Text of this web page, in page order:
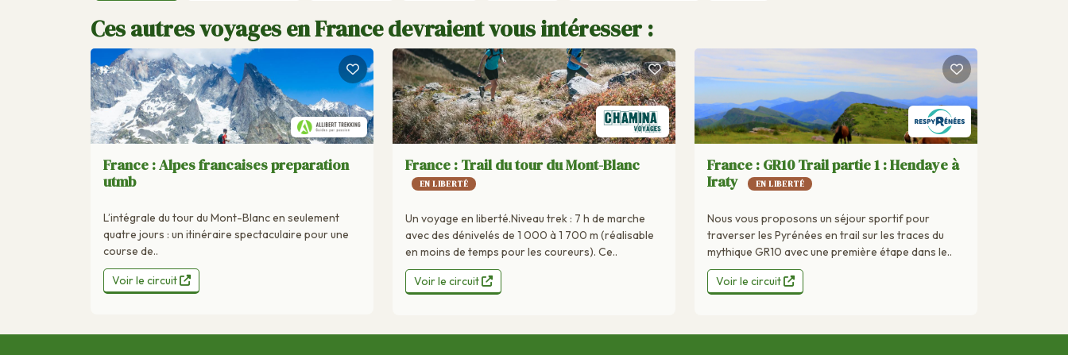
Ces autres voyages en France devraient vous intéresser :
France : Alpes francaises preparation
utmb
L’intégrale du tour du Mont-Blanc en seulement
quatre jours : un itinéraire spectaculaire pour une
course de..
Voir le circuit
France : Trail du tour du Mont-Blanc
EN LIBERTÉ
Un voyage en liberté.Niveau trek : 7 h de marche
avec des dénivelés de 1 000 à 1 700 m (réalisable
en moins de temps pour les coureurs). Ce..
Voir le circuit
France : GR10 Trail partie 1 : Hendaye à
Iraty
EN LIBERTÉ
Nous vous proposons un séjour sportif pour
traverser les Pyrénées en trail sur les traces du
mythique GR10 avec une première étape dans le..
Voir le circuit